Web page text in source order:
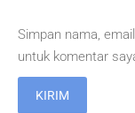
Simpan nama,
untuk komentar